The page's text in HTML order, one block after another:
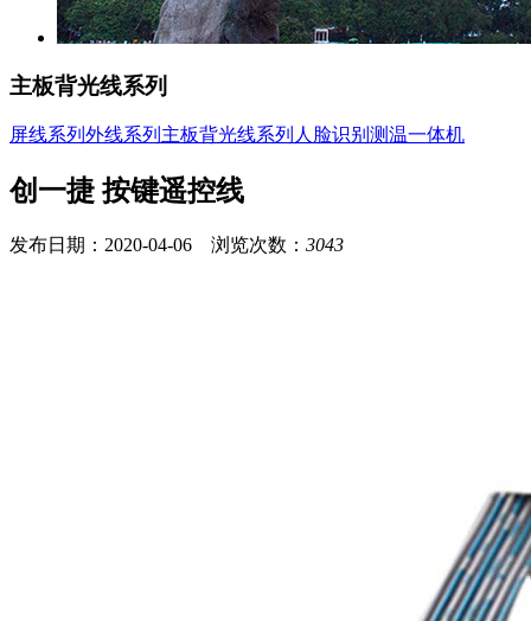
主板背光线系列
屏线系列 外线系列 主板背光线系列 人脸识别测温一体机
创一捷 按键遥控线
发布日期：2020-04-06 浏览次数： 3043